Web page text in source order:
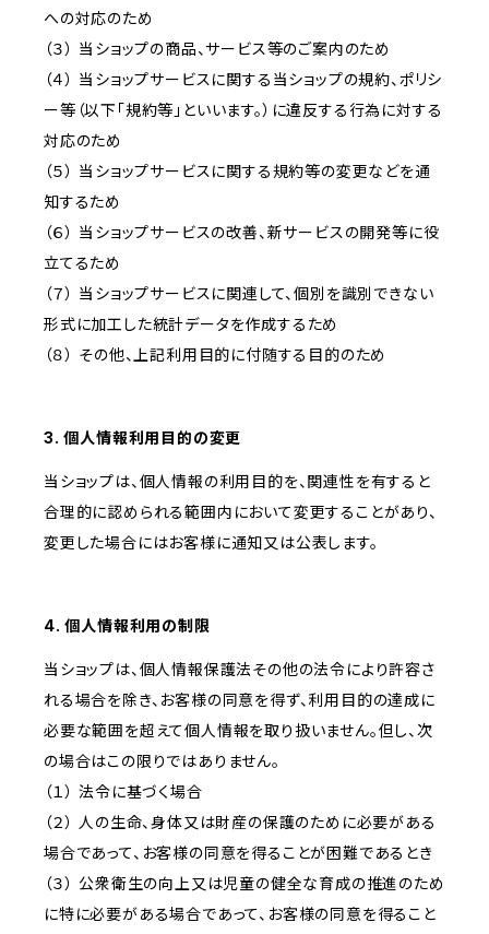
への対応のため
（３） 当ショップの商品、サービス等のご案内のため
（４） 当ショップサービスに関する当ショップの規約、ポリシ
ー等（以下「規約等」といいます。）に違反する行為に対する
対応のため
（５） 当ショップサービスに関する規約等の変更などを通
知するため
（６） 当ショップサービスの改善、新サービスの開発等に役
立てるため
（７） 当ショップサービスに関連して、個別を識別できない
形式に加工した統計データを作成するため
（８） その他、上記利用目的に付随する目的のため
3. 個人情報利用目的の変更
当ショップは、個人情報の利用目的を、関連性を有すると
合理的に認められる範囲内において変更することがあり、
変更した場合にはお客様に通知又は公表します。
4. 個人情報利用の制限
当ショップは、個人情報保護法その他の法令により許容さ
れる場合を除き、お客様の同意を得ず、利用目的の達成に
必要な範囲を超えて個人情報を取り扱いません。但し、次
の場合はこの限りではありません。
（１） 法令に基づく場合
（２） 人の生命、身体又は財産の保護のために必要がある
場合であって、お客様の同意を得ることが困難であるとき
（３） 公衆衛生の向上又は児童の健全な育成の推進のため
に特に必要がある場合であって、お客様の同意を得ること